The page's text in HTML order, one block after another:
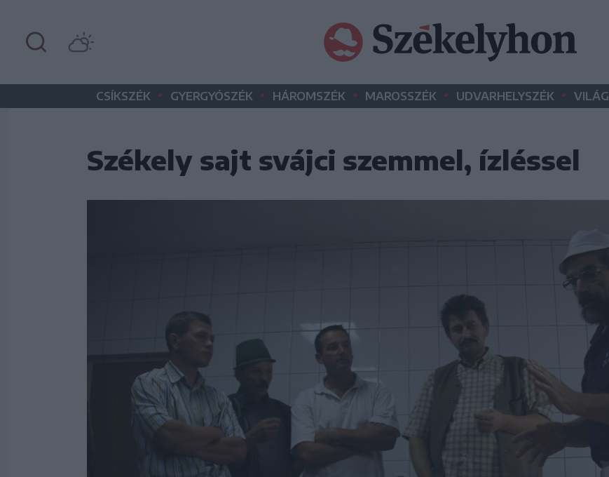
CSÍKSZÉK • GYERGYÓSZÉK • HÁROMSZÉK • MAROSSZÉK • UDVARHELYSZÉK • VILÁG
Székely sajt svájci szemmel, ízléssel